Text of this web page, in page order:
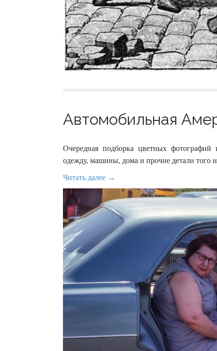
Автомобильная
Очередная подборка цветных
одежду, машины, дома и прочие детали того
Читать далее →